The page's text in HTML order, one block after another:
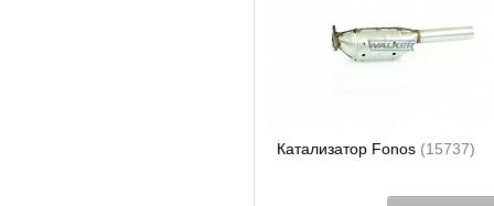
Катализатор Fonos (15737)